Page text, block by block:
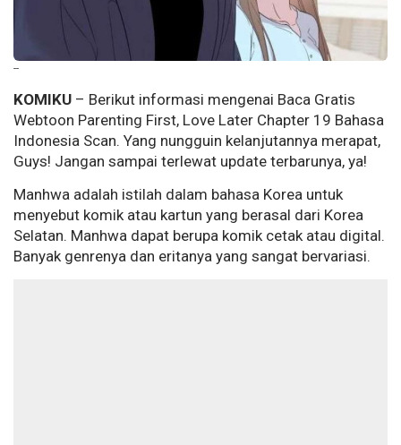
--
KOMIKU – Berikut informasi mengenai Baca Gratis
Webtoon Parenting First, Love Later Chapter 19 Bahasa
Indonesia Scan. Yang nungguin kelanjutannya merapat,
Guys! Jangan sampai terlewat update terbarunya, ya!
Manhwa adalah istilah dalam bahasa Korea untuk
menyebut komik atau kartun yang berasal dari Korea
Selatan. Manhwa dapat berupa komik cetak atau digital.
Banyak genrenya dan eritanya yang sangat bervariasi.